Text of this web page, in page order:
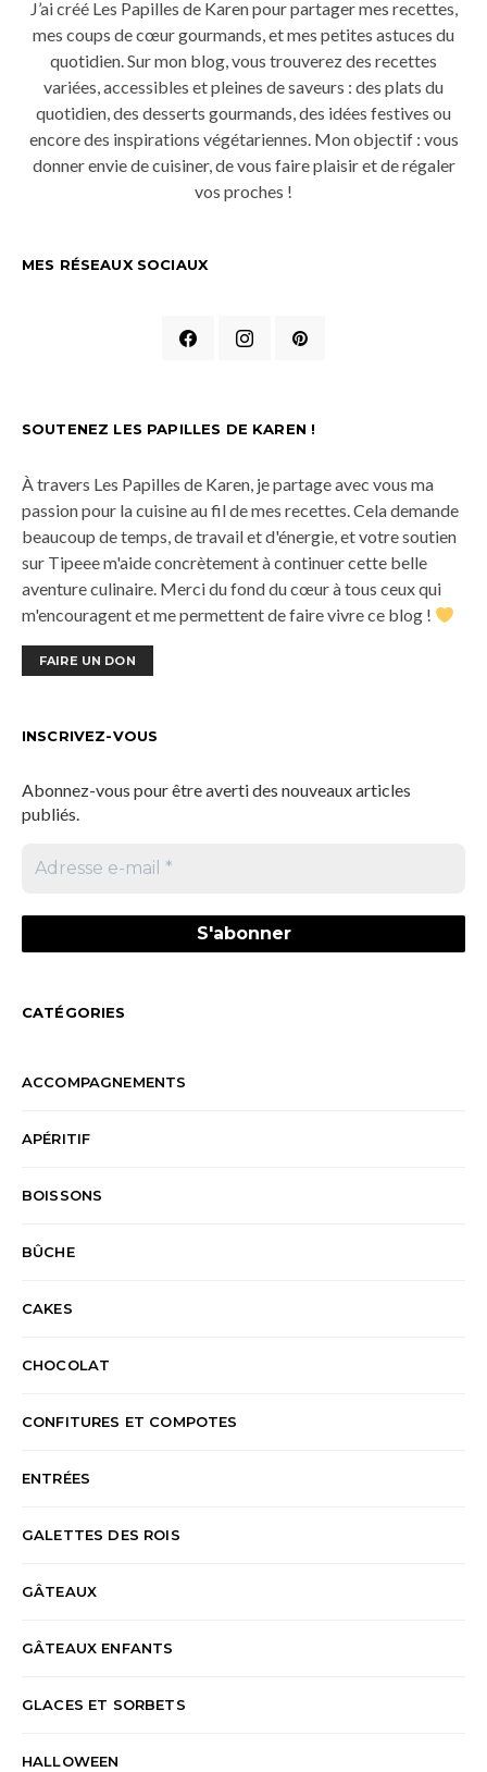
J’ai créé Les Papilles de Karen pour partager mes recettes,
mes coups de cœur gourmands, et mes petites astuces du
quotidien. Sur mon blog, vous trouverez des recettes
variées, accessibles et pleines de saveurs : des plats du
quotidien, des desserts gourmands, des idées festives ou
encore des inspirations végétariennes. Mon objectif : vous
donner envie de cuisiner, de vous faire plaisir et de régaler
vos proches !
MES RÉSEAUX SOCIAUX
SOUTENEZ LES PAPILLES DE KAREN !
À travers Les Papilles de Karen, je partage avec vous ma
passion pour la cuisine au fil de mes recettes. Cela demande
beaucoup de temps, de travail et d'énergie, et votre soutien
sur Tipeee m'aide concrètement à continuer cette belle
aventure culinaire. Merci du fond du cœur à tous ceux qui
m'encouragent et me permettent de faire vivre ce blog !
FAIRE UN DON
INSCRIVEZ-VOUS
Abonnez-vous pour être averti des nouveaux articles
publiés.
CATÉGORIES
ACCOMPAGNEMENTS
APÉRITIF
BOISSONS
BÛCHE
CAKES
CHOCOLAT
CONFITURES ET COMPOTES
ENTRÉES
GALETTES DES ROIS
GÂTEAUX
GÂTEAUX ENFANTS
GLACES ET SORBETS
HALLOWEEN